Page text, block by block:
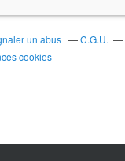
un abus C.G.U.
cookies